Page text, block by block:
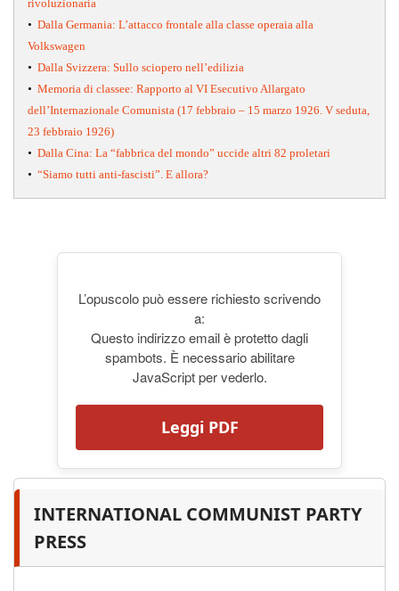
rivoluzionaria
• Dalla Germania: L’attacco frontale alla classe operaia alla
Volkswagen
• Dalla Svizzera: Sullo sciopero nell’edilizia
• Memoria di classee: Rapporto al VI Esecutivo Allargato
dell’Internazionale Comunista (17 febbraio – 15 marzo 1926. V seduta,
23 febbraio 1926)
• Dalla Cina: La “fabbrica del mondo” uccide altri 82 proletari
• “Siamo tutti anti-fascisti”. E allora?
L’opuscolo può essere richiesto scrivendo
a:
Questo indirizzo email è protetto dagli
spambots. È necessario abilitare
JavaScript per vederlo.
Leggi PDF
INTERNATIONAL COMMUNIST PARTY
PRESS